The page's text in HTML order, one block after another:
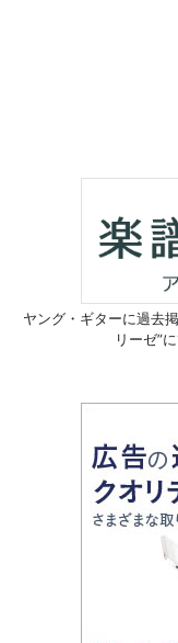
ヤング・ギターに過去
リーゼ”